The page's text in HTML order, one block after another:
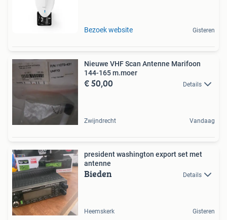
Bezoek website Gisteren
Nieuwe VHF Scan Antenne Marifoon
144-165 m.moer
€ 50,00 Details
Zwijndrecht Vandaag
president washington export set met
antenne
Bieden Details
Heemskerk Gisteren